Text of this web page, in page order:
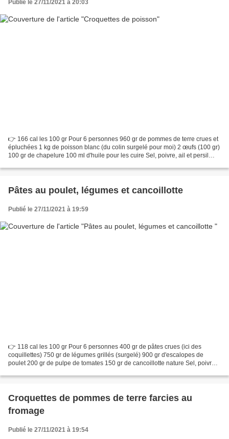
Publié le 27/11/2021 à 20:03
👉 166 cal les 100 gr Pour 6 personnes 960 gr de pommes de terre crues et
épluchées 1 kg de poisson blanc (du colin surgelé pour moi) 2 œufs (100 gr)
100 gr de chapelure 100 ml d'huile pour les cuire Sel, poivre, ail et persil
Pâtes au poulet, légumes et cancoillotte
Publié le 27/11/2021 à 19:59
👉 118 cal les 100 gr Pour 6 personnes 400 gr de pâtes crues (ici des
coquillettes) 750 gr de légumes grillés (surgelé) 900 gr d'escalopes de
poulet 200 gr de pulpe de tomates 150 gr de cancoillotte nature Sel, poivre,
Croquettes de pommes de terre farcies au
fromage
Publié le 27/11/2021 à 19:54